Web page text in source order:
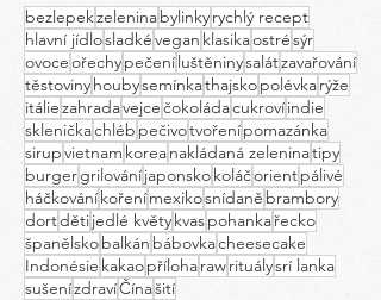
bezlepekzeleninabylinkyrychlý recept
hlavní jídlosladkévegan klasikaostrésýr
ovoceořechypečeníluštěninysalátzavařování
těstovinyhoubysemínkathajskopolévkarýže
itáliezahradavejcečokoládacukrovíindie
skleničkachléb pečivotvořenípomazánka
sirupvietnam koreanakládaná zeleninatipy
burgergrilováníjaponskokoláčorientpálivé
háčkováníkořenímexikosnídaně brambory
dortdětijedlé květykvaspohankařecko
španělskobalkán bábovkacheesecake
Indonésie kakaopříloharawrituálysrí lanka
sušenízdravíČínašití